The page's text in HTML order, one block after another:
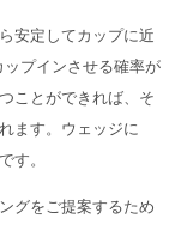
安定してカップに近
ップインさせる確率が
ことができれば、そ
ます。ウェッジに
す。
グをご提案するため